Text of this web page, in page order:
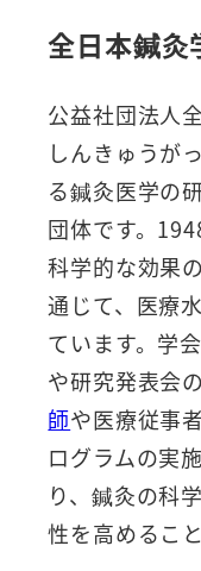
全日本鍼灸
公益社団法人
しんきゅうが
る鍼灸医学の
団体です。
科学的な効果
通じて、医療
ています。学
や研究発表会
師や医療従事
ログラムの実
り、鍼灸の科
性を高めるこ